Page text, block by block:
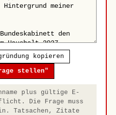
kopieren
stellen"
plus gültige E-
Die Frage muss
Tatsachen, Zitate